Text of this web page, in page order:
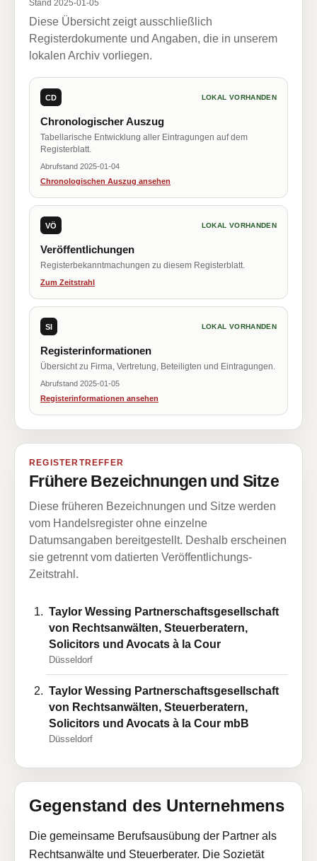
Stand 2025-01-05
Diese Übersicht zeigt ausschließlich
Registerdokumente und Angaben, die in unserem
lokalen Archiv vorliegen.
CD LOKAL VORHANDEN
Chronologischer Auszug
Tabellarische Entwicklung aller Eintragungen auf dem
Registerblatt.
Abrufstand 2025-01-04
Chronologischen Auszug ansehen
VÖ LOKAL VORHANDEN
Veröffentlichungen
Registerbekanntmachungen zu diesem Registerblatt.
Zum Zeitstrahl
SI LOKAL VORHANDEN
Registerinformationen
Übersicht zu Firma, Vertretung, Beteiligten und Eintragungen.
Abrufstand 2025-01-05
Registerinformationen ansehen
REGISTERTREFFER
Frühere Bezeichnungen und Sitze
Diese früheren Bezeichnungen und Sitze werden
vom Handelsregister ohne einzelne
Datumsangaben bereitgestellt. Deshalb erscheinen
sie getrennt vom datierten Veröffentlichungs-
Zeitstrahl.
Taylor Wessing Partnerschaftsgesellschaft
von Rechtsanwälten, Steuerberatern,
Solicitors und Avocats à la Cour
Düsseldorf
Taylor Wessing Partnerschaftsgesellschaft
von Rechtsanwälten, Steuerberatern,
Solicitors und Avocats à la Cour mbB
Düsseldorf
Gegenstand des Unternehmens
Die gemeinsame Berufsausübung der Partner als
Rechtsanwälte und Steuerberater. Die Sozietät